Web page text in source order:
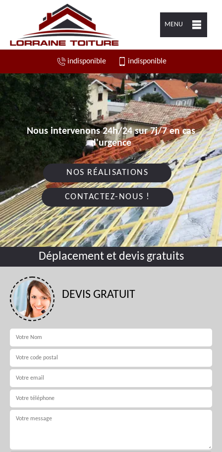
MENU
indisponible indisponible
Nous intervenons 24h/24 sur 7j/7 en cas
d'urgence
NOS RÉALISATIONS
CONTACTEZ-NOUS !
Déplacement et devis gratuits
DEVIS GRATUIT